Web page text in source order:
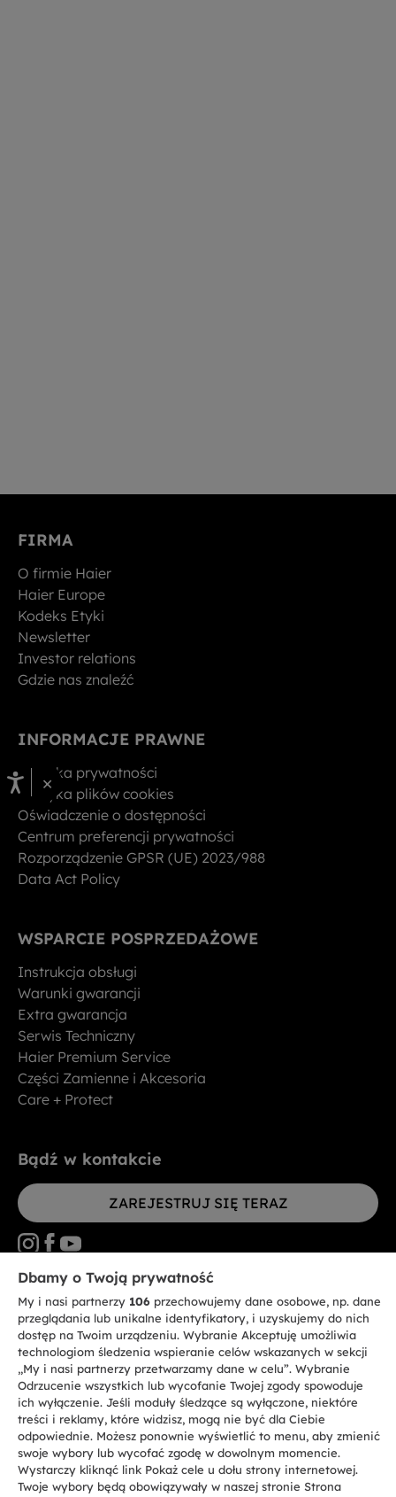
FIRMA
O firmie Haier
Haier Europe
Kodeks Etyki
Newsletter
Investor relations
Gdzie nas znaleźć
INFORMACJE PRAWNE
Polityka prywatności
Polityka plików cookies
Oświadczenie o dostępności
Centrum preferencji prywatności
Rozporządzenie GPSR (UE) 2023/988
Data Act Policy
WSPARCIE POSPRZEDAŻOWE
Instrukcja obsługi
Warunki gwarancji
Extra gwarancja
Serwis Techniczny
Haier Premium Service
Części Zamienne i Akcesoria
Care + Protect
Bądź w kontakcie
ZAREJESTRUJ SIĘ TERAZ
CANDY HOOVER GROUP S.r.I. - jednoosobowa sp. z.o.o. - SIEDZIBA
STATUTOWA: Via Comolli, 57 - 20861 Brugherio (MB) - Włochy -
SIEDZIBY ADMINISTRACYJNE: Via Privata Eden Fumagalli bez
nadanego numeru - 20861 Brugherio (MB) i Via Trento nr 20/A-22 - 20871
Vimercate (MB) - Włochy - Tel.: +39.039.2086.1 - Faks: +39.039.2086.237 -
Kapitał zakładowy 35.000.000,00 € wpłacony w całości - Kod identyfikacji
podatkowej i nr wpisu do Rejestru przedsiębiorstw dla rejonu Mediolan-
Monza-Brianza-Lodi 04666310158 - NIP 00786860965 - Numer wpisu do
Repertorium Ekonomiczno - Administracyjnego REA: MB-1033934 -
Autoryzacja IT AEOF 211870 - Spółka podlega zarządzaniu i koordynacji
Candy S.p.A.
PL / Polski
×
Dbamy o Twoją prywatność
My i nasi partnerzy 106 przechowujemy dane osobowe, np. dane
przeglądania lub unikalne identyfikatory, i uzyskujemy do nich
dostęp na Twoim urządzeniu. Wybranie Akceptuję umożliwia
technologiom śledzenia wspieranie celów wskazanych w sekcji
„My i nasi partnerzy przetwarzamy dane w celu”. Wybranie
Odrzucenie wszystkich lub wycofanie Twojej zgody spowoduje
ich wyłączenie. Jeśli moduły śledzące są wyłączone, niektóre
treści i reklamy, które widzisz, mogą nie być dla Ciebie
odpowiednie. Możesz ponownie wyświetlić to menu, aby zmienić
swoje wybory lub wycofać zgodę w dowolnym momencie.
Wystarczy kliknąć link Pokaż cele u dołu strony internetowej.
Twoje wybory będą obowiązywały w naszej stronie Strona